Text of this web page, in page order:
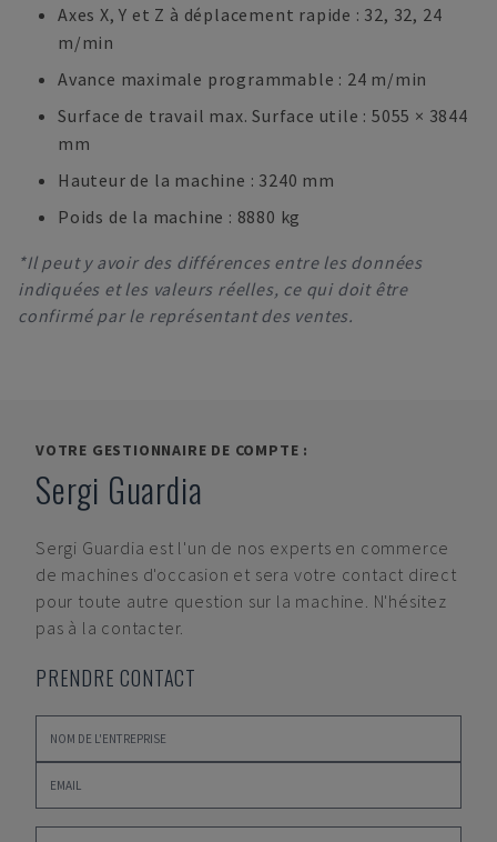
Axes X, Y et Z à déplacement rapide : 32, 32, 24
m/min
Avance maximale programmable : 24 m/min
Surface de travail max. Surface utile : 5055 × 3844
mm
Hauteur de la machine : 3240 mm
Poids de la machine : 8880 kg
*Il peut y avoir des différences entre les données
indiquées et les valeurs réelles, ce qui doit être
confirmé par le représentant des ventes.
VOTRE GESTIONNAIRE DE COMPTE :
Sergi Guardia
Sergi Guardia est l'un de nos experts en commerce
de machines d'occasion et sera votre contact direct
pour toute autre question sur la machine. N'hésitez
pas à la contacter.
PRENDRE CONTACT